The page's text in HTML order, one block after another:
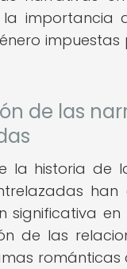
importancia
de las
la historia de
han
significativa
de las
románticas